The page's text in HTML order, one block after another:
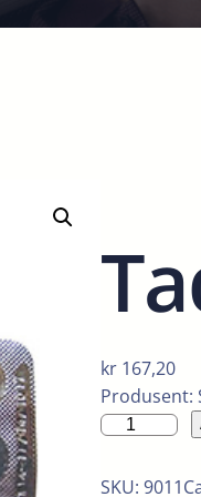
kr 167,20
Produsent:
T
d
SKU: 9011